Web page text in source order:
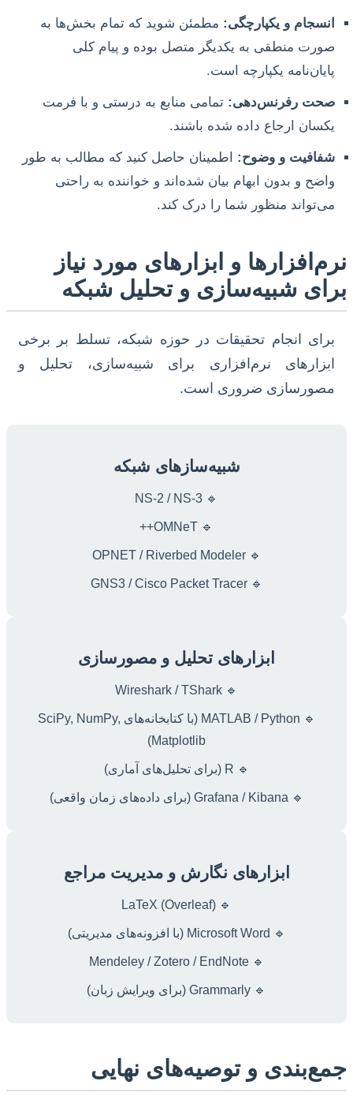
انسجام و یکپارچگی: مطمئن شوید که تمام بخش‌ها به
صورت منطقی به یکدیگر متصل بوده و پیام کلی
پایان‌نامه یکپارچه است.
صحت رفرنس‌دهی: تمامی منابع به درستی و با فرمت
یکسان ارجاع داده شده باشند.
شفافیت و وضوح: اطمینان حاصل کنید که مطالب به طور
واضح و بدون ابهام بیان شده‌اند و خواننده به راحتی
می‌تواند منظور شما را درک کند.
نرم‌افزارها و ابزارهای مورد نیاز
برای شبیه‌سازی و تحلیل شبکه
برای انجام تحقیقات در حوزه شبکه، تسلط بر برخی
ابزارهای نرم‌افزاری برای شبیه‌سازی، تحلیل و
مصورسازی ضروری است.
شبیه‌سازهای شبکه
🔹 NS-2 / NS-3
🔹 OMNeT++
🔹 OPNET / Riverbed Modeler
🔹 GNS3 / Cisco Packet Tracer
ابزارهای تحلیل و مصورسازی
🔹 Wireshark / TShark
🔹 MATLAB / Python (با کتابخانه‌های SciPy, NumPy,
Matplotlib)
🔹 R (برای تحلیل‌های آماری)
🔹 Grafana / Kibana (برای داده‌های زمان واقعی)
ابزارهای نگارش و مدیریت مراجع
🔹 LaTeX (Overleaf)
🔹 Microsoft Word (با افزونه‌های مدیریتی)
🔹 Mendeley / Zotero / EndNote
🔹 Grammarly (برای ویرایش زبان)
جمع‌بندی و توصیه‌های نهایی